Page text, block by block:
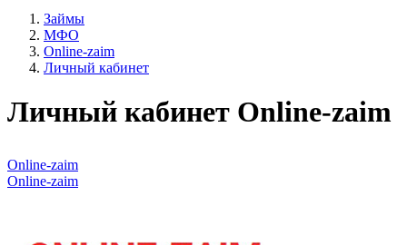
Займы
МФО
Online-zaim
Личный кабинет
Личный кабинет Online-zaim
Online-zaim
Online-zaim